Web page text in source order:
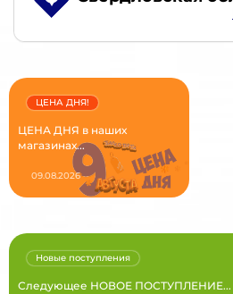
ЦЕНА ДНЯ в наших
магазинах...
ЦЕНА ДНЯ!
09.08.2026
Следующее НОВОЕ ПОСТУПЛЕНИЕ...
Новые поступления